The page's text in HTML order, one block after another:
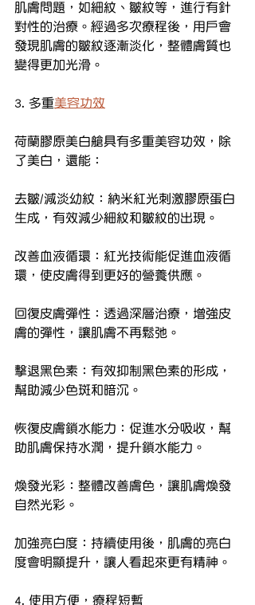
肌膚問題，如細紋、皺紋等，進行有針
對性的治療。經過多次療程後，用戶會
發現肌膚的皺紋逐漸淡化，整體膚質也
變得更加光滑。
3. 多重美容功效
荷蘭膠原美白艙具有多重美容功效，除
了美白，還能：
去皺/減淡幼紋：納米紅光刺激膠原蛋白
生成，有效減少細紋和皺紋的出現。
改善血液循環：紅光技術能促進血液循
環，使皮膚得到更好的營養供應。
回復皮膚彈性：透過深層治療，增強皮
膚的彈性，讓肌膚不再鬆弛。
擊退黑色素：有效抑制黑色素的形成，
幫助減少色斑和暗沉。
恢復皮膚鎖水能力：促進水分吸收，幫
助肌膚保持水潤，提升鎖水能力。
煥發光彩：整體改善膚色，讓肌膚煥發
自然光彩。
加強亮白度：持續使用後，肌膚的亮白
度會明顯提升，讓人看起來更有精神。
4. 使用方便，療程短暫